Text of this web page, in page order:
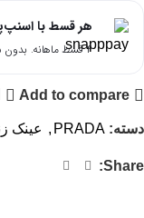
هر قسط با
۴ قسط ماهانه. بدون سود، چک و ضامن.
Add to compare
دسته: PRADA
, عینک
Share: